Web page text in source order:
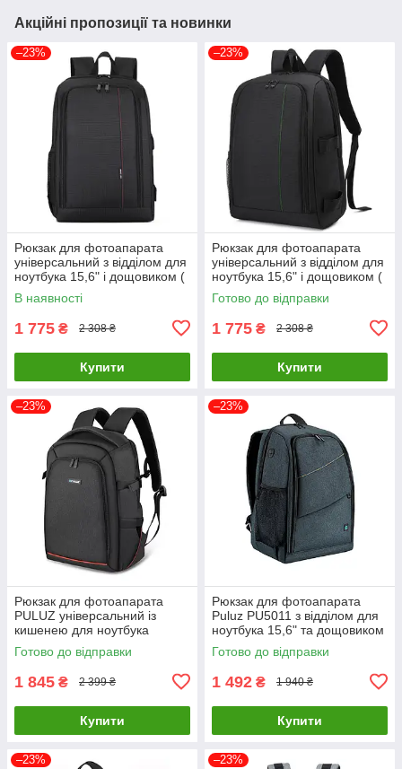
Акційні пропозиції та новинки
–23%
Рюкзак для фотоапарата
універсальний з відділом для
ноутбука 15,6" і дощовиком (
код: IBF022BR )
В наявності
1 775 ₴ 2 308 ₴
Купити
–23%
Рюкзак для фотоапарата
універсальний з відділом для
ноутбука 15,6" і дощовиком (
код: IBF022BG )
Готово до відправки
1 775 ₴ 2 308 ₴
Купити
–23%
Рюкзак для фотоапарата
PULUZ універсальний із
кишенею для ноутбука
PU5015B Чорний ( код:
IBF084B )
Готово до відправки
1 845 ₴ 2 399 ₴
Купити
–23%
Рюкзак для фотоапарата
Puluz PU5011 з відділом для
ноутбука 15,6" та дощовиком
Синій ( код: IBF086Z )
Готово до відправки
1 492 ₴ 1 940 ₴
Купити
–23% –23%